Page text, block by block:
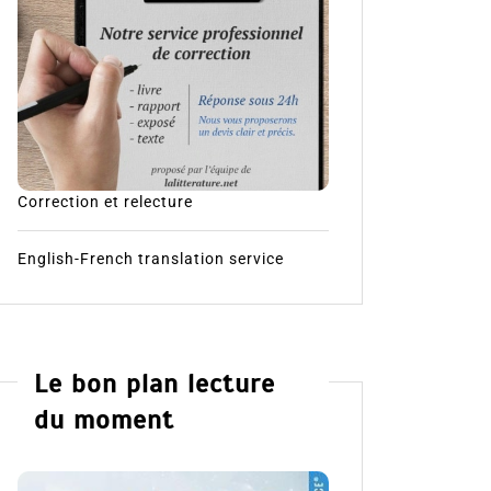
Correction et relecture
English-French translation service
Le bon plan lecture
du moment